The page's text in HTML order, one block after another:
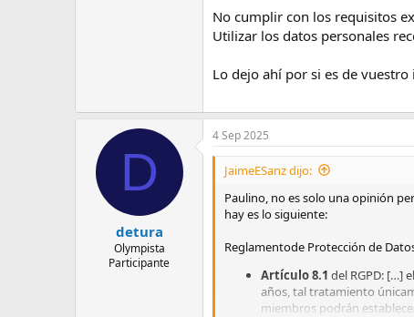
No cumplir con los requisitos
Utilizar los datos personales
Lo dejo ahí por si es de vuestro
D
detura
Olympista
Participante
4 Sep 2025
JaimeESanz dijo:
Paulino, no es solo una opinión
hay es lo siguiente:
Reglamentode Protección de
Artículo 8.1 del RGPD: […]
años, tal tratamiento
miembros podrán